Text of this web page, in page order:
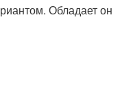
Обладает он